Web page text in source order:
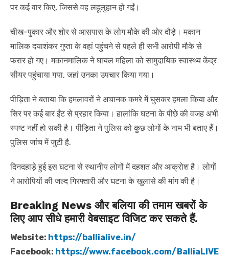
पर कई वार किए, जिससे वह लहूलुहान हो गईं।
चीख-पुकार और शोर से आसपास के लोग मौके की ओर दौड़े। मकान
मालिक दयाशंकर गुप्ता के वहां पहुंचने से पहले ही सभी आरोपी मौके से
फरार हो गए। मकानमालिक ने घायल महिला को सामुदायिक स्वास्थ्य केंद्र
सीयर पहुंचाया गया, जहां उनका उपचार किया गया।
पीड़िता ने बताया कि हमलावरों ने अचानक कमरे में घुसकर हमला किया और
सिर पर कई बार ईंट से प्रहार किया। हालांकि घटना के पीछे की वजह अभी
स्पष्ट नहीं हो सकी है। पीड़िता ने पुलिस को कुछ लोगों के नाम भी बताए हैं।
पुलिस जांच में जुटी है.
दिनदहाड़े हुई इस घटना से स्थानीय लोगों में दहशत और आक्रोश है। लोगों
ने आरोपियों की जल्द गिरफ्तारी और घटना के खुलासे की मांग की है।
Breaking News और बलिया की तमाम खबरों के
लिए आप सीधे हमारी वेबसाइट विजिट कर सकते हैं.
Website: https://ballialive.in/
Facebook: https://www.facebook.com/BalliaLIVE